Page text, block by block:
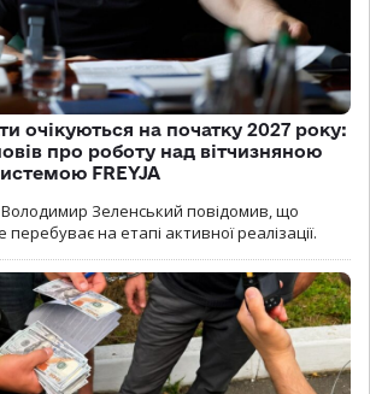
очікуються на початку 2027 року:
про роботу над вітчизняною
FREYJA
Зеленський повідомив, що
перебуває на етапі активної реалізації.